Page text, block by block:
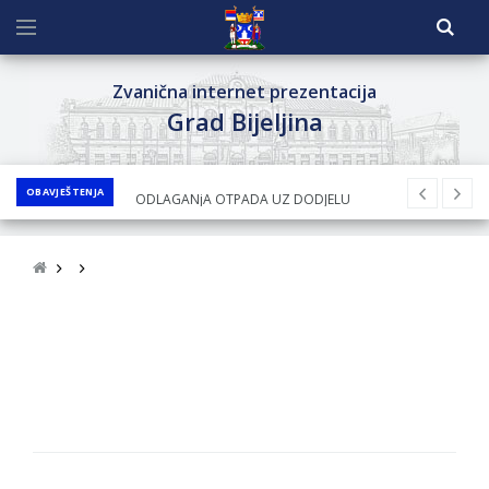
Zvanična internet prezentacija
Grad Bijeljina
OBAVJEŠTENJA
JAVNI KONKURS ZA DODJELU
BESPOVRATNIH SREDSTAVA ZA